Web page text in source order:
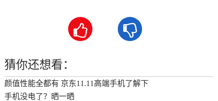
 
猜你还想看：
颜值性能全都有 京东11.11高端手机了解下
手机没电了？晒一晒